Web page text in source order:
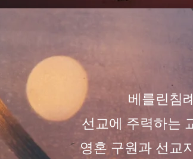
베를린침
선교에 주력하는
영혼 구원과 선교